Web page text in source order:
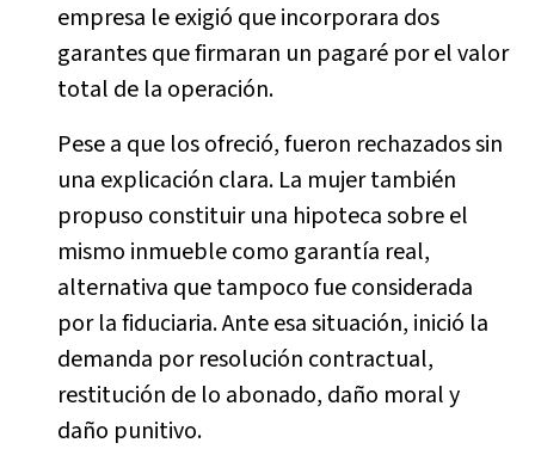
empresa le exigió que incorporara dos
garantes que firmaran un pagaré por el valor
total de la operación.
Pese a que los ofreció, fueron rechazados sin
una explicación clara. La mujer también
propuso constituir una hipoteca sobre el
mismo inmueble como garantía real,
alternativa que tampoco fue considerada
por la fiduciaria. Ante esa situación, inició la
demanda por resolución contractual,
restitución de lo abonado, daño moral y
daño punitivo.